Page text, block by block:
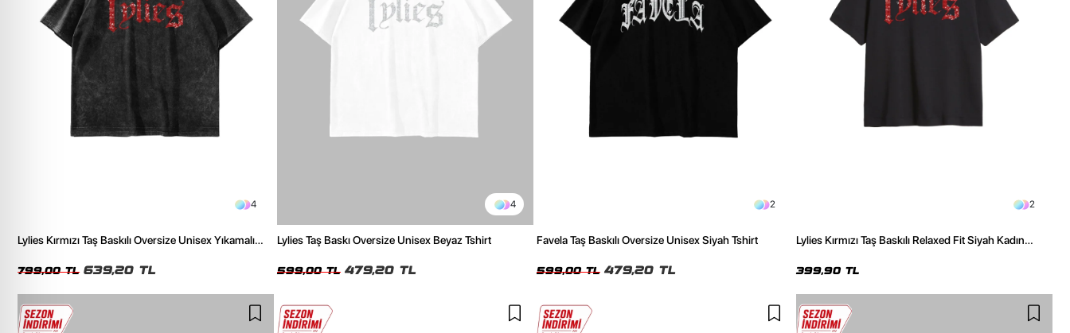
4
Lylies Kırmızı Taş Baskılı Oversize Unisex Yıkamalı
799,00 TL 639,20 TL
4
Lylies Taş Baskı Oversize Unisex Beyaz Tshirt
599,00 TL 479,20 TL
2
Favela Taş Baskılı Oversize Unisex Siyah Tshirt
599,00 TL 479,20 TL
2
Lylies Kırmızı Taş Baskılı Relaxed Fit Siyah Kadın
399,90 TL